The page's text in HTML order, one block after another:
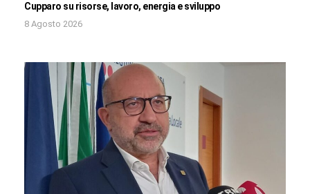
Cupparo su risorse, lavoro, energia e sviluppo
8 Agosto 2026